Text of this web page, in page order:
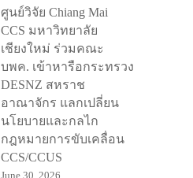
ศูนย์วิจัย Chiang Mai
CCS มหาวิทยาลัย
เชียงใหม่ ร่วมคณะ
บพค. เข้าหารือกระทรวง
DESNZ สหราช
อาณาจักร แลกเปลี่ยน
นโยบายและกลไก
กฎหมายการขับเคลื่อน
CCS/CCUS
June 30, 2026